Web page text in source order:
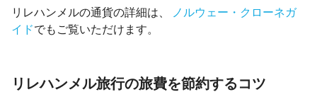
リレハンメルの通貨の詳細は、
ノルウェー・クローネガ
イドでもご覧いただけます。
リレハンメル旅行の旅費を節約するコツ